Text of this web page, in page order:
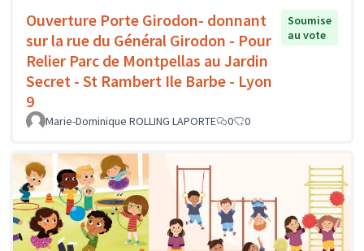
Ouverture Porte Girodon- donnant
sur la rue du Général Girodon - Pour
Relier Parc de Montpellas au Jardin
Secret - St Rambert Ile Barbe - Lyon
9
Soumise
au vote
Marie-Dominique ROLLING LAPORTE 0 0